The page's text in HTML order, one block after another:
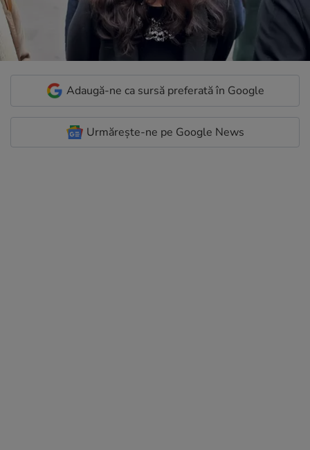
Adaugă-ne ca sursă preferată în Google
Urmărește-ne pe Google News